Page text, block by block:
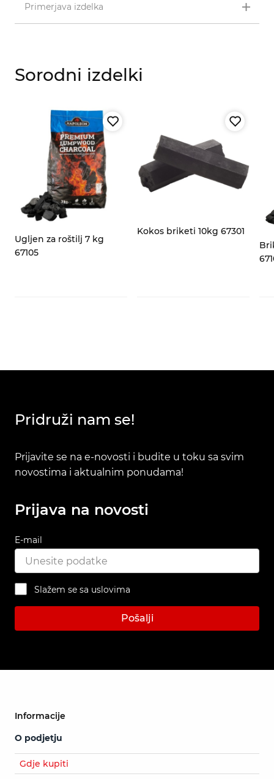
Primerjava izdelka
Sorodni izdelki
Ugljen za roštilj 7 kg
67105
Kokos briketi 10kg 67301
Pridruži nam se!
Prijavite se na e-novosti i budite u toku sa svim
novostima i aktualnim ponudama!
Prijava na novosti
E-mail
Slažem se sa uslovima
Pošalji
Informacije
O podjetju
Gdje kupiti